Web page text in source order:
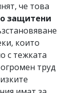
че това
защитени
които
с тежката
труд